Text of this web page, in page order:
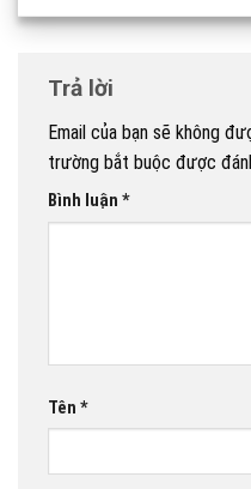
Trả lời
Email của bạn sẽ không
trường bắt buộc được
Bình luận *
Tên *